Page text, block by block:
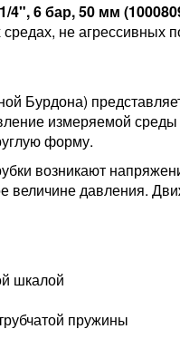
6 бар, 50 мм
не
Бурдона)
измеряемой среды
форму.
возникают
давления.
шкалой
пружины